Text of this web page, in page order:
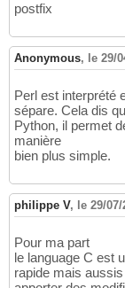
postfix
Anonymous, le 29/
Perl est interprété
sépare. Cela dis
Python, il permet
manière
bien plus simple.
philippe V, le 29/
Pour ma part
le language C est
rapide mais